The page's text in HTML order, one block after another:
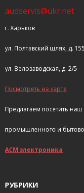
audservis@ukr.net
г. Харьков
ул. Полтавский шлях, д. 155
ул. Велозаводская, д. 2/5
Посмотреть на карте
Предлагаем посетить
промышленного и
АСМ электроника
РУБРИКИ